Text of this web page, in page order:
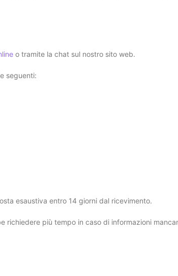
o tramite la chat sul nostro sito web.
seguenti:
esaustiva entro 14 giorni dal ricevimento.
richiedere più tempo in caso di informazioni